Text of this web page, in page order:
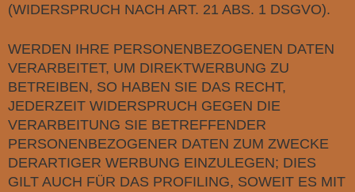
(WIDERSPRUCH NACH ART. 21 ABS. 1 DSGVO).
WERDEN IHRE PERSONENBEZOGENEN DATEN
VERARBEITET, UM DIREKTWERBUNG ZU
BETREIBEN, SO HABEN SIE DAS RECHT,
JEDERZEIT WIDERSPRUCH GEGEN DIE
VERARBEITUNG SIE BETREFFENDER
PERSONENBEZOGENER DATEN ZUM ZWECKE
DERARTIGER WERBUNG EINZULEGEN; DIES
GILT AUCH FÜR DAS PROFILING, SOWEIT ES MIT